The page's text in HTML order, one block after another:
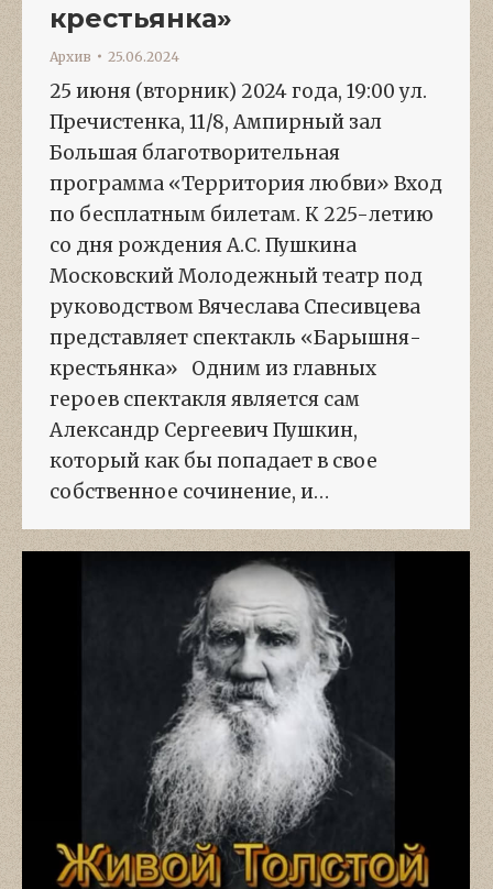
крестьянка»
Архив 25.06.2024
25 июня (вторник) 2024 года, 19:00 ул.
Пречистенка, 11/8, Ампирный зал
Большая благотворительная
программа «Территория любви» Вход
по бесплатным билетам. К 225-летию
со дня рождения А.С. Пушкина
Московский Молодежный театр под
руководством Вячеслава Спесивцева
представляет спектакль «Барышня-
крестьянка» Одним из главных
героев спектакля является сам
Александр Сергеевич Пушкин,
который как бы попадает в свое
собственное сочинение, и…